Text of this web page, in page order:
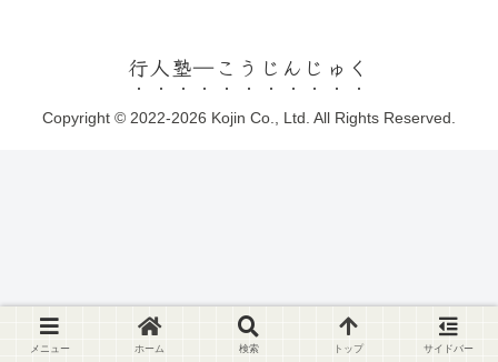
行人塾―こうじんじゅく
Copyright © 2022-2026 Kojin Co., Ltd. All Rights Reserved.
メニュー ホーム 検索 トップ サイドバー